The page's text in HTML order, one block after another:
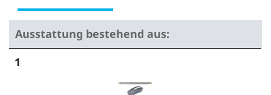
Ausstattung bestehend aus:
1